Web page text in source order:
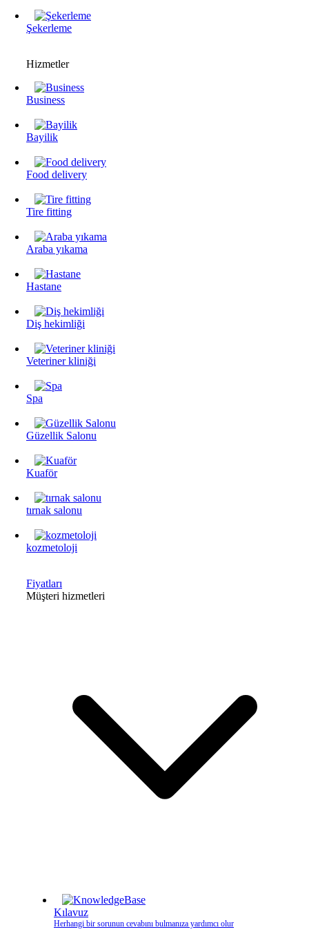
Şekerleme
Hizmetler
Business
Bayilik
Food delivery
Tire fitting
Araba yıkama
Hastane
Diş hekimliği
Veteriner kliniği
Spa
Güzellik Salonu
Kuaför
tırnak salonu
kozmetoloji
Fiyatları
Müşteri hizmetleri
Kılavuz
Herhangi bir sorunun cevabını bulmanıza yardımcı olur